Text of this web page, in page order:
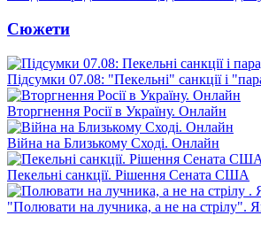
Сюжети
Підсумки 07.08: "Пекельні" санкції і
Вторгнення Росії в Україну. Онлайн
Війна на Близькому Сході. Онлайн
Пекельні санкції. Рішення Сената США
"Полювати на лучника, а не на стрілу".